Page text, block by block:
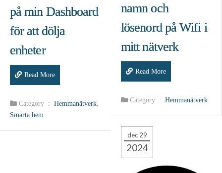
på min Dashboard
för att dölja
enheter
Read More
Category : Hemmanätverk
Smarta hem
namn och
lösenord på Wifi i
mitt nätverk
Read More
Category : Hemmanätverk
dec 29
2024